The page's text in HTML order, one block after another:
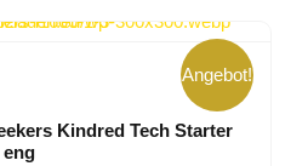
Angebot!
Kindred Tech Starter
eng